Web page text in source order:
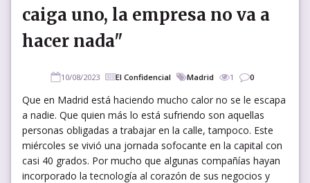
caiga uno, la empresa no va a
hacer nada"
10/08/2023 El Confidencial Madrid 1 0
Que en Madrid está haciendo mucho calor no se le escapa
a nadie. Que quien más lo está sufriendo son aquellas
personas obligadas a trabajar en la calle, tampoco. Este
miércoles se vivió una jornada sofocante en la capital con
casi 40 grados. Por mucho que algunas compañías hayan
incorporado la tecnología al corazón de sus negocios y